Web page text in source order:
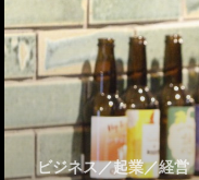
ビジネス／起業／経営